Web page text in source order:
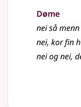
Døme
nei så
nei, kor fin
nei og nei,